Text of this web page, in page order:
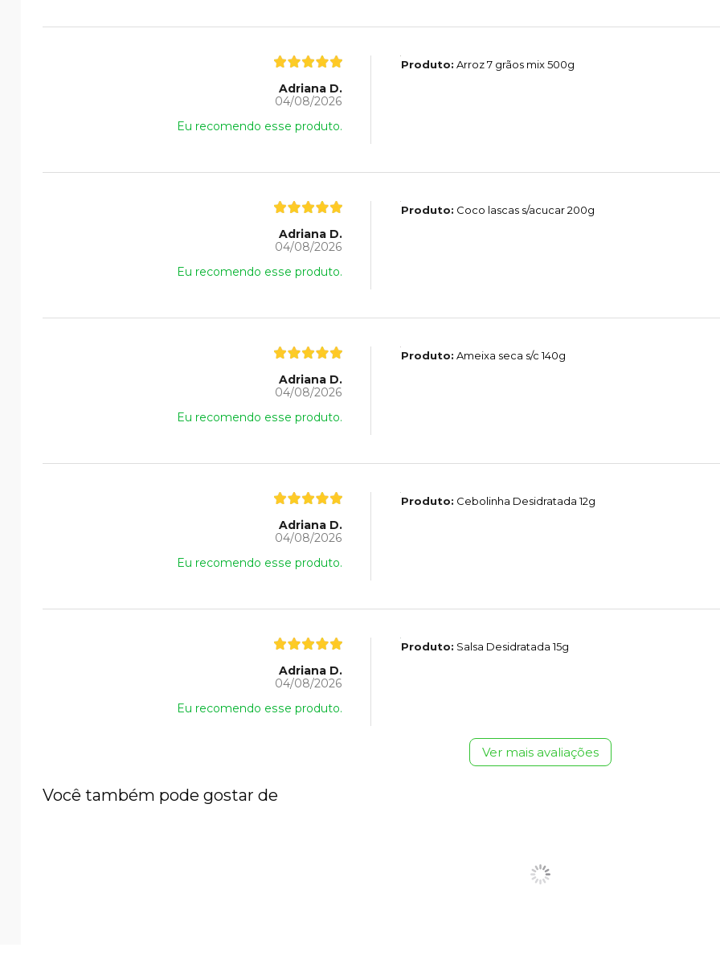
Adriana D.
04/08/2026
Eu recomendo esse produto.
Produto: Arroz 7 grãos mix 500g
Adriana D.
04/08/2026
Eu recomendo esse produto.
Produto: Coco lascas s/acucar 200g
Adriana D.
04/08/2026
Eu recomendo esse produto.
Produto: Ameixa seca s/c 140g
Adriana D.
04/08/2026
Eu recomendo esse produto.
Produto: Cebolinha Desidratada 12g
Adriana D.
04/08/2026
Eu recomendo esse produto.
Produto: Salsa Desidratada 15g
Ver mais avaliações
Você também pode gostar de